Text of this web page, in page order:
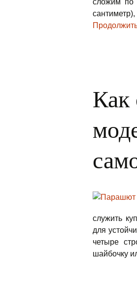
сложим по
Как
служить
для
четыре
шайбочку